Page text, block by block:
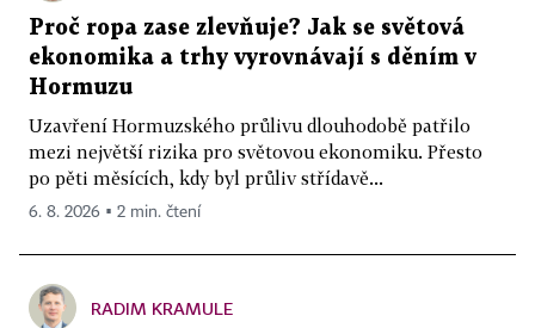
Proč ropa zase zlevňuje? Jak se světová
ekonomika a trhy vyrovnávají s děním v
Hormuzu
Uzavření Hormuzského průlivu dlouhodobě patřilo
mezi největší rizika pro světovou ekonomiku. Přesto
po pěti měsících, kdy byl průliv střídavě...
6. 8. 2026 ▪ 2 min. čtení
RADIM KRAMULE